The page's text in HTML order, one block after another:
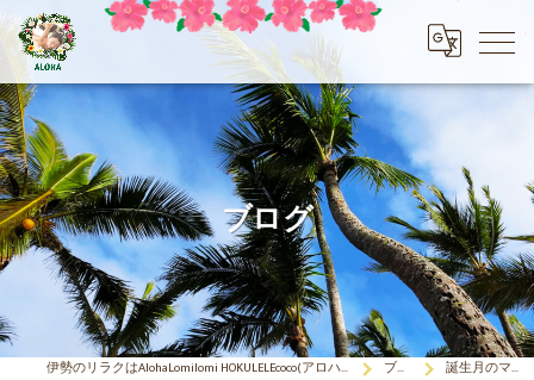
ブログ
伊勢のリラクはAlohaLomilomi HOKULELEcoco(アロハロミロミ ホクレレココ)☆彡 ブログ 誕生月のマナカード